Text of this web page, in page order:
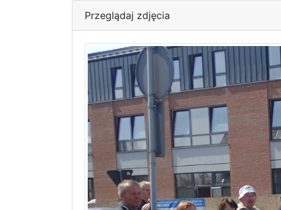
Przeglądaj zdjęcia